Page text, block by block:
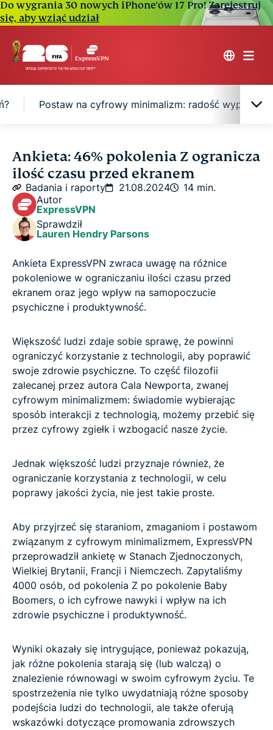
Do wygrania 30 nowych iPhone'ów 17 Pro!Zarejestruj
się, aby wziąć udział
Postaw na cyfrowy minimalizm: radość
Korzystanie z urządzeń: obosieczny miecz
Co sprawia, że jesteśmy przyklejeni do naszych
urządzeń?
Postaw na cyfrowy minimalizm: radość
Wejście na wyższy poziom cyfrowego
minimalizmu
Ankieta: 46% pokolenia Z ogranicza
ilość czasu przed ekranem
Badania i raporty 21.08.2024
14 min.
Autor
ExpressVPN
Sprawdził
Lauren Hendry Parsons
Ankieta ExpressVPN zwraca uwagę na różnice
pokoleniowe w ograniczaniu ilości czasu przed
ekranem oraz jego wpływ na samopoczucie
psychiczne i produktywność.
Większość ludzi zdaje sobie sprawę, że powinni
ograniczyć korzystanie z technologii, aby poprawić
swoje zdrowie psychiczne. To część filozofii
zalecanej przez autora Cala Newporta, zwanej
cyfrowym minimalizmem: świadomie wybierając
sposób interakcji z technologią, możemy przebić się
przez cyfrowy zgiełk i wzbogacić nasze życie.
Jednak większość ludzi przyznaje również, że
ograniczanie korzystania z technologii, w celu
poprawy jakości życia, nie jest takie proste.
Aby przyjrzeć się staraniom, zmaganiom i postawom
związanym z cyfrowym minimalizmem, ExpressVPN
przeprowadził ankietę w Stanach Zjednoczonych,
Wielkiej Brytanii, Francji i Niemczech. Zapytaliśmy
4000 osób, od pokolenia Z po pokolenie Baby
Boomers, o ich cyfrowe nawyki i wpływ na ich
zdrowie psychiczne i produktywność.
Wyniki okazały się intrygujące, ponieważ pokazują,
jak różne pokolenia starają się (lub walczą) o
znalezienie równowagi w swoim cyfrowym życiu. Te
spostrzeżenia nie tylko uwydatniają różne sposoby
podejścia ludzi do technologii, ale także oferują
wskazówki dotyczące promowania zdrowszych